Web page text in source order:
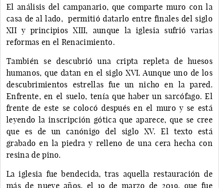
El análisis del campanario, que comparte muro con la
casa de al lado, permitió datarlo entre finales del siglo
XII y principios XIII, aunque la iglesia sufrió varias
reformas en el Renacimiento.
También se descubrió una cripta repleta de huesos
humanos, que datan en el siglo XVI. Aunque uno de los
descubrimientos estrellas fue un nicho en la pared.
Enfrente, en el suelo, tenía que haber un sarcófago. El
frente de este se colocó después en el muro y se está
leyendo la inscripción gótica que aparece, que se cree
que es de un canónigo del siglo XV. El texto está
grabado en la piedra y relleno de una cera hecha con
resina de pino.
La iglesia fue bendecida, tras aquella restauración de
más de nueve años, el 19 de marzo de 2019, que fue